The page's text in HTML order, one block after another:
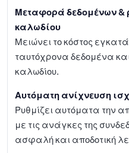
Μεταφορά δεδομένων &
καλωδίου
Μειώνει το κόστος
ταυτόχρονα δεδομένα
καλωδίου.
Αυτόματη ανίχνευση
Ρυθμίζει αυτόματα την
με τις ανάγκες της
ασφαλή και αποδοτική